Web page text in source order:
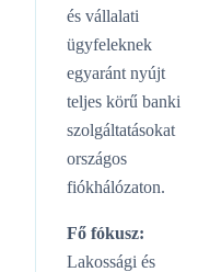
és vállalati
ügyfeleknek
egyaránt nyújt
teljes körű banki
szolgáltatásokat
országos
fiókhálózaton.
Fő fókusz:
Lakossági és